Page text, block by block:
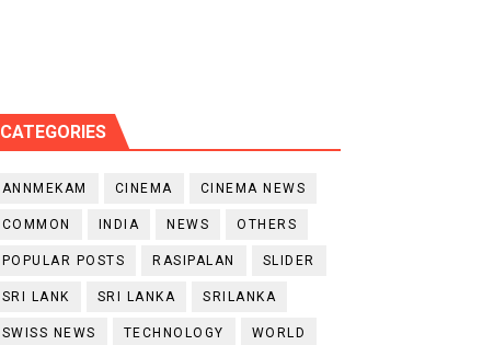
CATEGORIES
ANNMEKAM CINEMA CINEMA NEWS
COMMON INDIA NEWS OTHERS
POPULAR POSTS RASIPALAN SLIDER
SRI LANK SRI LANKA SRILANKA
SWISS NEWS TECHNOLOGY WORLD